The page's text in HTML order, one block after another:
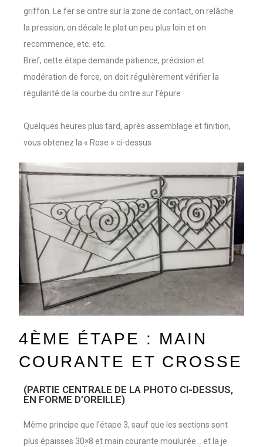
griffon. Le fer se cintre sur la zone de contact, on relâche
la pression, on décale le plat un peu plus loin et on
recommence, etc. etc.
Bref, cette étape demande patience, précision et
modération de force, on doit régulièrement vérifier la
régularité de la courbe du cintre sur l’épure
Quelques heures plus tard, après assemblage et finition,
vous obtenez la « Rose » ci-dessus
4ÈME ÉTAPE : MAIN
COURANTE ET CROSSE
(PARTIE CENTRALE DE LA PHOTO CI-DESSUS,
EN FORME D’OREILLE)
Même principe que l’étape 3, sauf que les sections sont
plus épaisses 30×8 et main courante moulurée… et la je